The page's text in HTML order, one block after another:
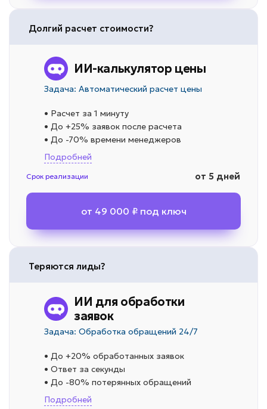
Долгий расчет стоимости?
ИИ-калькулятор цены
Задача: Автоматический расчет цены
• Расчет за 1 минуту
• До +25% заявок после расчета
• До -70% времени менеджеров
Подробней
Срок реализации от 5 дней
от 49 000 ₽ под ключ
Теряются лиды?
ИИ для обработки
заявок
Задача: Обработка обращений 24/7
• До +20% обработанных заявок
• Ответ за секунды
• До -80% потерянных обращений
Подробней